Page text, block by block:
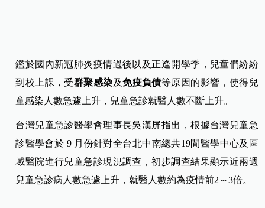
鑑於國內新冠肺炎疫情過後以及正逢開學季，兒童們紛紛
到校上課，受群聚感染及免疫負債等原因的影響，使得兒
童感染人數急遽上升，兒童急診就醫人數不斷上升。
台灣兒童急診醫學會理事長吳漢屏指出，根據台灣兒童急
診醫學會於 9 月份針對全台北中南總共19間醫學中心及區
域醫院進行兒童急診現況調查，初步調查結果顯示近兩週
兒童急診病人數急遽上升，就醫人數約為疫情前2～3倍。